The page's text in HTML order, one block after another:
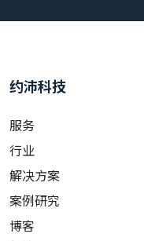
约沛科技
服务
行业
解决方案
案例研究
博客